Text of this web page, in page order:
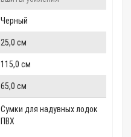
Черный
25,0 см
115,0 см
65,0 см
Сумки для надувных лодок
ПВХ